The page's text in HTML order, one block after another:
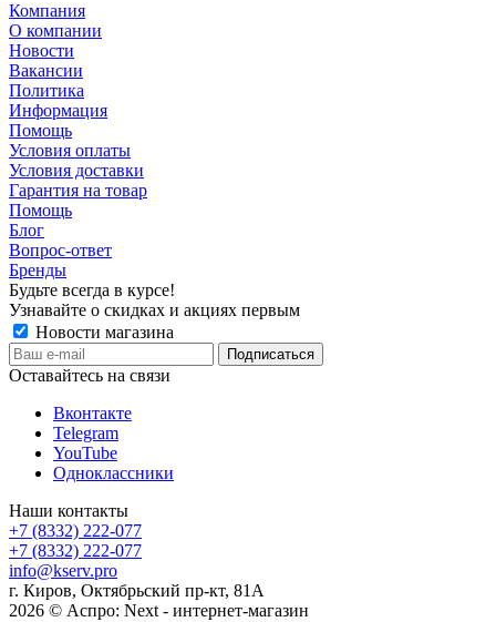
Компания
О компании
Новости
Вакансии
Политика
Информация
Помощь
Условия оплаты
Условия доставки
Гарантия на товар
Помощь
Блог
Вопрос-ответ
Бренды
Будьте всегда в курсе!
Узнавайте о скидках и акциях первым
Новости магазина
Оставайтесь на связи
Вконтакте
Telegram
YouTube
Одноклассники
Наши контакты
+7 (8332) 222-077
+7 (8332) 222-077
info@kserv.pro
г. Киров, Октябрьский пр-кт, 81А
2026 © Аспро: Next - интернет-магазин